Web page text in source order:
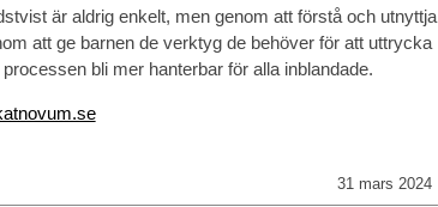
är aldrig enkelt, men genom att förstå och utnyttja
att ge barnen de verktyg de behöver för att uttrycka
bli mer hanterbar för alla inblandade.
31 mars 2024